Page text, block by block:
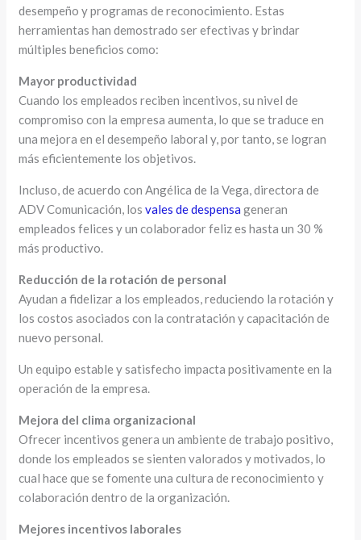
desempeño y programas de reconocimiento. Estas
herramientas han demostrado ser efectivas y brindar
múltiples beneficios como:
Mayor productividad
Cuando los empleados reciben incentivos, su nivel de
compromiso con la empresa aumenta, lo que se traduce en
una mejora en el desempeño laboral y, por tanto, se logran
más eficientemente los objetivos.
Incluso, de acuerdo con Angélica de la Vega, directora de
ADV Comunicación, losvales de despensa generan
empleados felices y un colaborador feliz es hasta un 30 %
más productivo.
Reducción de la rotación de personal
Ayudan a fidelizar a los empleados, reduciendo la rotación y
los costos asociados con la contratación y capacitación de
nuevo personal.
Un equipo estable y satisfecho impacta positivamente en la
operación de la empresa.
Mejora del clima organizacional
Ofrecer incentivos genera un ambiente de trabajo positivo,
donde los empleados se sienten valorados y motivados, lo
cual hace que se fomente una cultura de reconocimiento y
colaboración dentro de la organización.
Mejores incentivos laborales